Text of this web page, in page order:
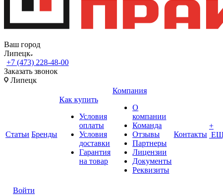
Ваш город
Липецк
+7 (473) 228-48-00
Заказать звонок
Липецк
Статьи Бренды
Как купить
Условия
оплаты
Условия
доставки
Гарантия
на товар
Компания
О
компании
Команда
Отзывы
Партнеры
Лицензии
Документы
Реквизиты
Контакты
+
Войти